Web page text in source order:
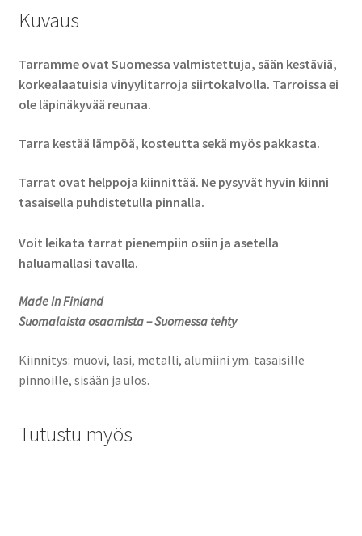
Kuvaus
Tarramme ovat Suomessa valmistettuja, sään kestäviä,
korkealaatuisia vinyylitarroja siirtokalvolla. Tarroissa ei
ole läpinäkyvää reunaa.
Tarra kestää lämpöä, kosteutta sekä myös pakkasta.
Tarrat ovat helppoja kiinnittää. Ne pysyvät hyvin kiinni
tasaisella puhdistetulla pinnalla.
Voit leikata tarrat pienempiin osiin ja asetella
haluamallasi tavalla.
Made In Finland
Suomalaista osaamista – Suomessa tehty
Kiinnitys: muovi, lasi, metalli, alumiini ym. tasaisille
pinnoille, sisään ja ulos.
Tutustu myös